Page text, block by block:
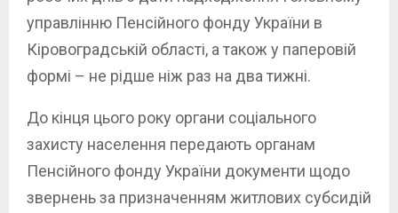
управлінню Пенсійного фонду України в
Кіровоградській області, а також у паперовій
формі – не рідше ніж раз на два тижні.
До кінця цього року органи соціального
захисту населення передають органам
Пенсійного фонду України документи щодо
звернень за призначенням житлових субсидій